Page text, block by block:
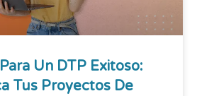
Un DTP Exitoso:
Tus Proyectos De